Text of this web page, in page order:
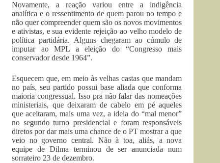
Novamente, a reação variou entre a indigência
analítica e o ressentimento de quem parou no tempo e
não quer compreender quem são os novos movimentos
e ativistas, e sua evidente rejeição ao velho modelo de
política partidária. Alguns chegaram ao cúmulo de
imputar ao MPL a eleição do “Congresso mais
conservador desde 1964”.
Esquecem que, em meio às velhas castas que mandam
no país, seu partido possui base aliada que conforma
maioria congressual. Isso pra não falar das nomeações
ministeriais, que deixaram de cabelo em pé aqueles
que aceitaram, mais uma vez, a ideia do “mal menor”
no segundo turno presidencial e foram responsáveis
diretos por dar mais uma chance de o PT mostrar a que
veio no governo central. Não à toa, aliás, a nova
equipe de Dilma terminou de ser anunciada num
sorrateiro 23 de dezembro.